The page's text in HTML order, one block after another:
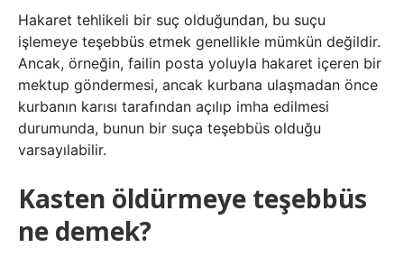
Hakaret tehlikeli bir suç olduğundan, bu suçu
işlemeye teşebbüs etmek genellikle mümkün değildir.
Ancak, örneğin, failin posta yoluyla hakaret içeren bir
mektup göndermesi, ancak kurbana ulaşmadan önce
kurbanın karısı tarafından açılıp imha edilmesi
durumunda, bunun bir suça teşebbüs olduğu
varsayılabilir.
Kasten öldürmeye teşebbüs
ne demek?